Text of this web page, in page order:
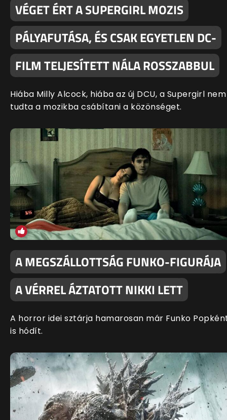
VÉGET ÉRT A SUPERGIRL MOZIS
PÁLYAFUTÁSA, ÉS CSAK EGYETLEN DC-
FILM TELJESÍTETT NÁLA ROSSZABBUL
Hiába Milly Alcock, hiába az új DCU, a Supergirl nem
tudta a mozikba csábítani a közönséget.
A MEGSZÁLLOTTSÁG FUNKO-FIGURÁJA
A VÉRREL ÁZTATOTT NIKKI LETT
A horror idei sztárja hamarosan már Funko
is hódít.